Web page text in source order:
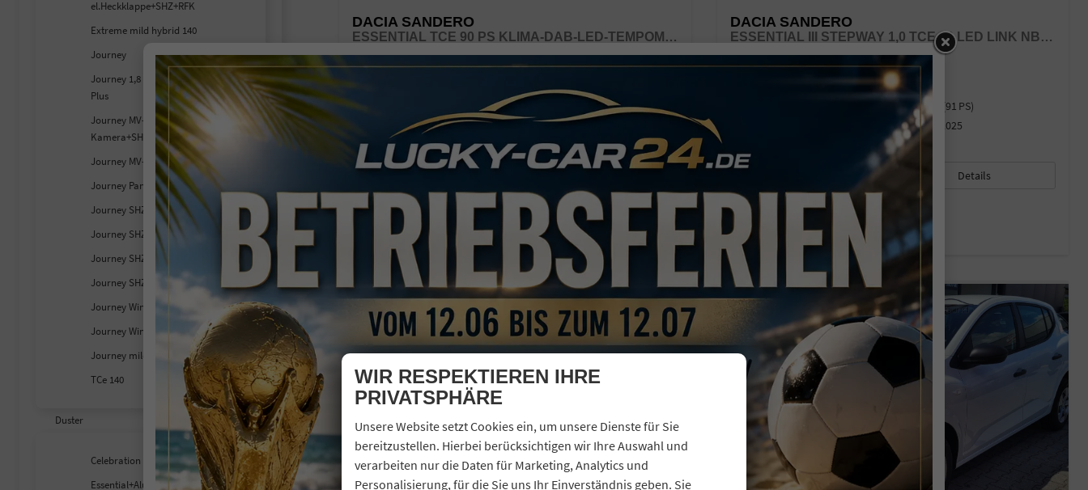
DACIA SANDERO
ESSENTIAL TCE 90 PS KLIMA-DAB-LED-TEMPOMAT-LIMITER-SOFORT
unverbindliche Lieferzeit: sofort Neuwagen mit Tageszulassung
Schalt. 5-Gang
Nacreschwarz Metallic
67 kW (91 PS)
10 km
15.02.2025
15.950,– €
Verbrauch kombiniert:5,60 l/100km
-Klasse:
-Emissionen:127,00 g/km
DACIA SANDERO
ESSENTIAL III STEPWAY 1,0 TCE 90 LED LINK NBA PDC
unverbindliche Lieferzeit:10.08.2026 Neuwagen
Kraftstoff
Benzin
67 kW (91 PS)
25.03.2025
15.970,– € Details
Verbrauch kombiniert:
CO
2-Emissionen: 125,00 g/km
el.Heckklappe+SHZ+RFK
Extreme mild hybrid 140
Journey
Journey 1,8 Hybrid 155 Winter
Plus
Journey MV-
Kamera+SHZ+Carplay
Journey MV-Kamera+SHZ+LED
Journey Panodach+SHZ+LKHZ
Journey SHZ+LKHZ+RFK
Journey SHZ+MV-Kamera
Journey SHZ+MV-Kamera+LED
Journey SHZ+RFK+LED
Journey Winter- & City-Paket
Journey Winter-Plus-Paket
Journey mild hybrid 140
TCe 140
Duster
Celebration
Essential+Alu+GJR+Klima+PDC
WIR RESPEKTIEREN IHRE
PRIVATSPHÄRE
Unsere Website setzt Cookies ein, um unsere Dienste für Sie
bereitzustellen. Hierbei berücksichtigen wir Ihre Auswahl und
verarbeiten nur die Daten für Marketing, Analytics und
Personalisierung, für die Sie uns Ihr Einverständnis geben. Sie